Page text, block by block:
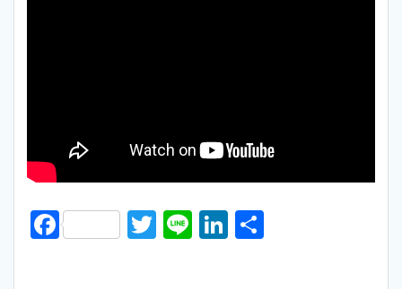
F T Li Li